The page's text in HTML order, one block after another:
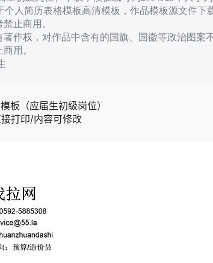
人简历表格模板高清模板，作品模板源文件下
止商用。
作权，对作品中含有的国旗、国徽等政治图案
用。
板（应届生初级岗位）
打印/内容可修改